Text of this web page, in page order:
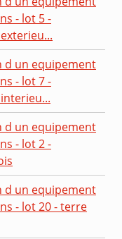
- lot 5 -
d un equipement
- lot 7 -
d un equipement
- lot 2 -
d un equipement
- lot 20 - terre